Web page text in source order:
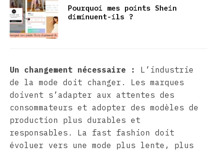
Pourquoi mes points Shein
diminuent-ils ?
Un changement nécessaire :
L’industrie
de la mode doit changer. Les marques
doivent s’adapter aux attentes des
consommateurs et adopter des modèles de
production plus durables et
responsables. La fast fashion doit
évoluer vers une mode plus lente, plus